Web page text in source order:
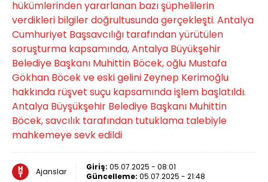
hükümlerinden yararlanan bazı şüphelilerin
verdikleri bilgiler doğrultusunda gerçekleşti. Antalya
Cumhuriyet Başsavcılığı tarafından yürütülen
soruşturma kapsamında, Antalya Büyükşehir
Belediye Başkanı Muhittin Böcek, oğlu Mustafa
Gökhan Böcek ve eski gelini Zeynep Kerimoğlu
hakkında rüşvet suçu kapsamında işlem başlatıldı.
Antalya Büyşükşehir Belediye Başkanı Muhittin
Böcek, savcılık tarafından tutuklama talebiyle
mahkemeye sevk edildi
Ajanslar Giriş: 05.07.2025 - 08:01
Güncelleme: 05.07.2025 - 21:48